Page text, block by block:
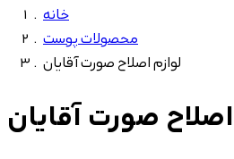
خانه
محصولات پوست
لوازم اصلاح صورت آقایان
صورت آقایان